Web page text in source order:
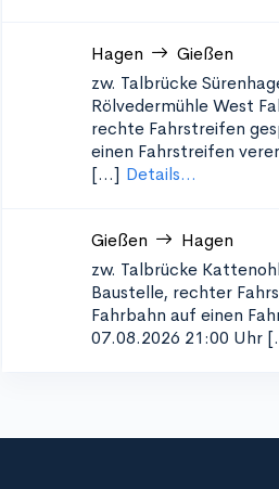
Hagen Gießen
zw. Talbrücke
Rölvedermühle West
rechte Fahrstreifen
einen Fahrstreifen
[...] Details...
Gießen Hagen
zw. Talbrücke
Baustelle, rechter
Fahrbahn auf einen
07.08.2026 21:00 Uhr